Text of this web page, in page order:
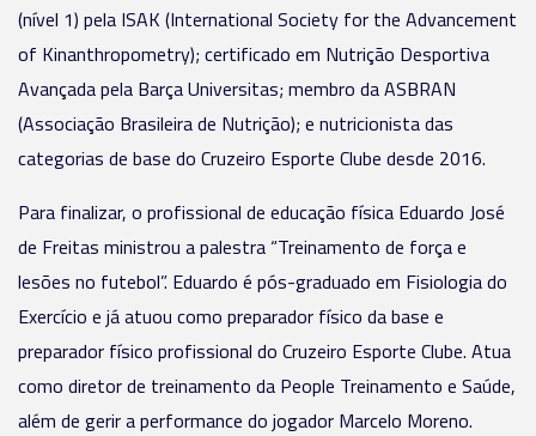
(nível 1) pela ISAK (International Society for the Advancement
of Kinanthropometry); certificado em Nutrição Desportiva
Avançada pela Barça Universitas; membro da ASBRAN
(Associação Brasileira de Nutrição); e nutricionista das
categorias de base do Cruzeiro Esporte Clube desde 2016.
Para finalizar, o profissional de educação física Eduardo José
de Freitas ministrou a palestra “Treinamento de força e
lesões no futebol”. Eduardo é pós-graduado em Fisiologia do
Exercício e já atuou como preparador físico da base e
preparador físico profissional do Cruzeiro Esporte Clube. Atua
como diretor de treinamento da People Treinamento e Saúde,
além de gerir a performance do jogador Marcelo Moreno.